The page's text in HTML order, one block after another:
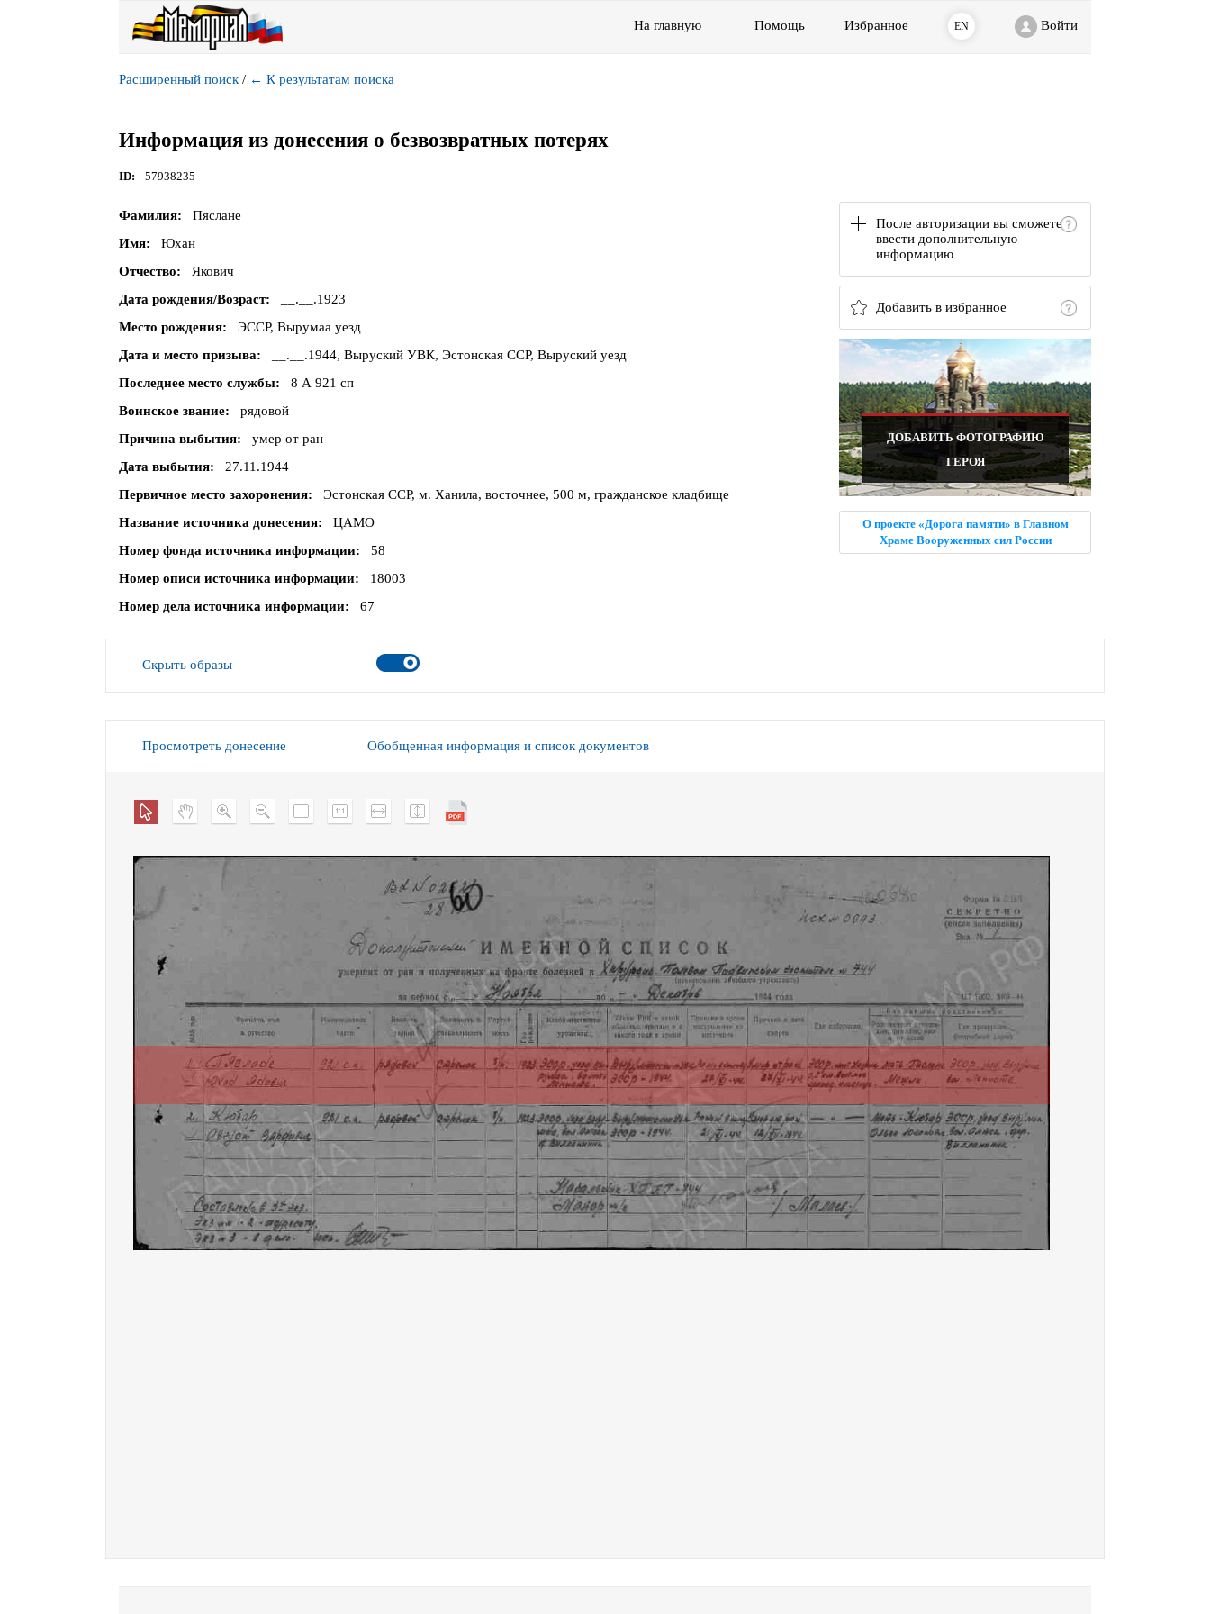
На главную Помощь Избранное EN Войти
Расширенный поиск / ← К результатам поиска
Информация из донесения о безвозвратных потерях
ID 57938235
После авторизации вы сможете
ввести дополнительную
информацию
Добавить в избранное
ДОБАВИТЬ ФОТОГРАФИЮ
ГЕРОЯ
О проекте «Дорога памяти» в Главном
Храме Вооруженных сил России
Фамилия
Пяслане
Имя
Юхан
Отчество
Якович
Дата рождения/Возраст
__.__.1923
Место рождения
ЭССР, Вырумаа уезд
Дата и место призыва
__.__.1944, Выруский УВК, Эстонская ССР, Выруский уезд
Последнее место службы
8 А 921 сп
Воинское звание
рядовой
Причина выбытия
умер от ран
Дата выбытия
27.11.1944
Первичное место захоронения
Эстонская ССР, м. Ханила, восточнее, 500 м, гражданское кладбище
Название источника донесения
ЦАМО
Номер фонда источника информации
58
Номер описи источника информации
18003
Номер дела источника информации
67
Скрыть образы
Просмотреть донесение Обобщенная информация и список документов